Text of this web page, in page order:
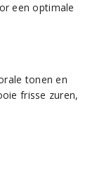
een optimale
tonen en
frisse zuren,